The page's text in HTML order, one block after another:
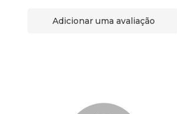
Adicionar uma avaliação